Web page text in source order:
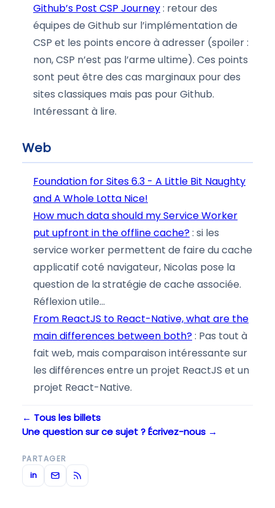
Github’s Post CSP Journey: retour des
équipes de Github sur l’implémentation de
CSP et les points encore à adresser (spoiler :
non, CSP n’est pas l’arme ultime). Ces points
sont peut être des cas marginaux pour des
sites classiques mais pas pour Github.
Intéressant à lire.
Web
Foundation for Sites 6.3 - A Little Bit Naughty
and A Whole Lotta Nice!
How much data should my Service Worker
put upfront in the offline cache?: si les
service worker permettent de faire du cache
applicatif coté navigateur, Nicolas pose la
question de la stratégie de cache associée.
Réflexion utile…
From ReactJS to React-Native, what are the
main differences between both?: Pas tout à
fait web, mais comparaison intéressante sur
les différences entre un projet ReactJS et un
projet React-Native.
← Tous les billets
Une question sur ce sujet ? Écrivez-nous →
PARTAGER
in